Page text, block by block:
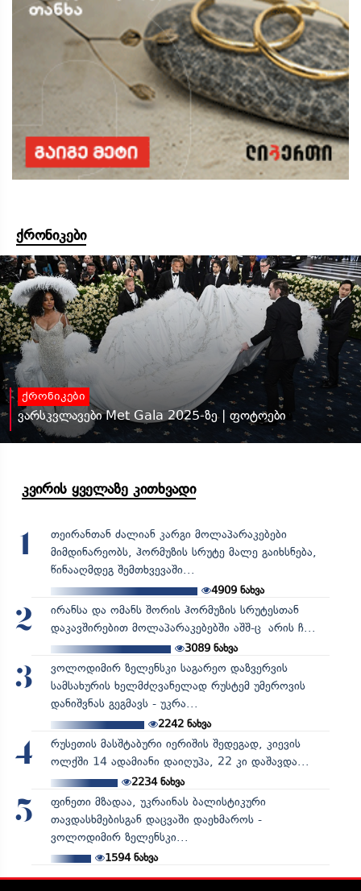
ქრონიკები
ქრონიკები
ვარსკვლავები Met Gala 2025-ზე | ფოტოები
კვირის ყველაზე კითხვადი
1
თეირანთან ძალიან კარგი მოლაპარაკებები
მიმდინარეობს, ჰორმუზის სრუტე მალე გაიხსნება,
წინააღმდეგ შემთხვევაში...
4909 ნახვა
2
ირანსა და ომანს შორის ჰორმუზის სრუტესთან
დაკავშირებით მოლაპარაკებებში აშშ-ც არის ჩ...
3089ნახვა
3
ვოლოდიმირ ზელენსკი საგარეო დაზვერვის
სამსახურის ხელმძღვანელად რუსტემ უმეროვის
დანიშვნას გეგმავს - უკრა...
2242ნახვა
4
რუსეთის მასშტაბური იერიშის შედეგად, კიევის
ოლქში 14 ადამიანი დაიღუპა, 22 კი დაშავდა...
2234ნახვა
5
ფინეთი მზადაა, უკრაინას ბალისტიკური
თავდასხმებისგან დაცვაში დაეხმაროს -
ვოლოდიმირ ზელენსკი...
1594ნახვა